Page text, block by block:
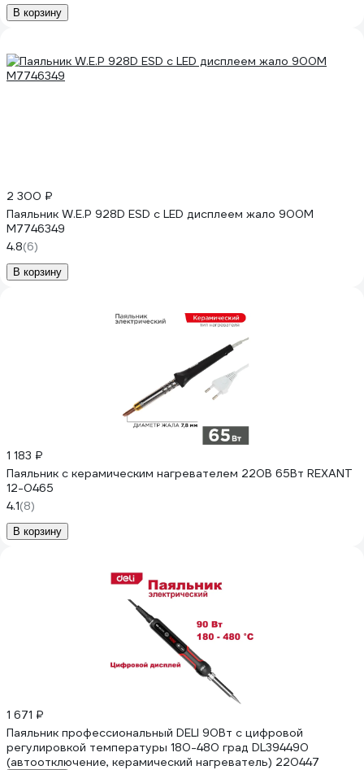
В корзину
2 300 ₽
Паяльник W.E.P 928D ESD c LED дисплеем жало 900М
М7746349
4.8(6)
В корзину
1 183 ₽
Паяльник с керамическим нагревателем 220В 65Вт REXANT
12-0465
4.1(8)
В корзину
1 671 ₽
Паяльник профессиональный DELI 90Вт с цифровой
регулировкой температуры 180-480 град DL394490
(автоотключение, керамический нагреватель) 220447